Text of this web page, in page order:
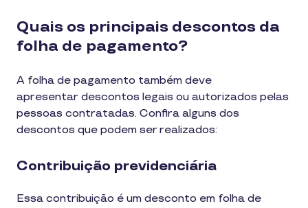
Quais os principais descontos da
folha de pagamento?
A folha de pagamento também deve
apresentar descontos legais ou autorizados pelas
pessoas contratadas. Confira alguns dos
descontos que podem ser realizados:
Contribuição previdenciária
Essa contribuição é um desconto em folha de